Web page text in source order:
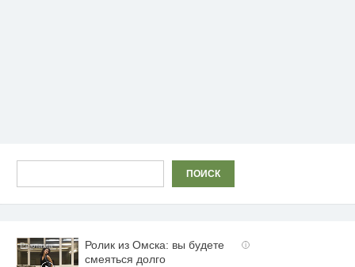
ПОИСК
i
Ролик из Омска: вы будете
смеяться долго